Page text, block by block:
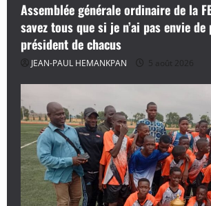
Assemblée générale ordinaire de la
savez tous que si je n’ai pas envie
président de chacus
JEAN-PAUL HEMANKPAN 5 août 2026